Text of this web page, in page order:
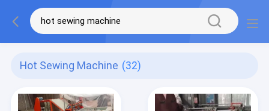
Hot Sewing Machine (32)